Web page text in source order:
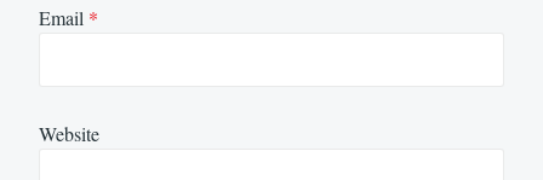
Email *
Website